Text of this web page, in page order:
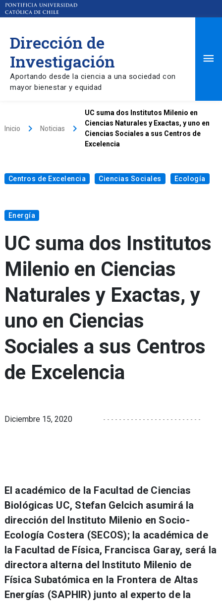
Dirección de
Investigación
Aportando desde la ciencia a una sociedad con
mayor bienestar y equidad
Inicio keyboard_arrow_right Noticias keyboard_arrow_right
UC suma dos Institutos Milenio en
Ciencias Naturales y Exactas, y uno en
Ciencias Sociales a sus Centros de
Excelencia
Centros de Excelencia Ciencias Sociales Ecología
Energía
UC suma dos Institutos
Milenio en Ciencias
Naturales y Exactas, y
uno en Ciencias
Sociales a sus Centros
de Excelencia
Diciembre 15, 2020
El académico de la Facultad de Ciencias
Biológicas UC, Stefan Gelcich asumirá la
dirección del Instituto Milenio en Socio-
Ecología Costera (SECOS); la académica de
la Facultad de Física, Francisca Garay, será la
directora alterna del Instituto Milenio de
Física Subatómica en la Frontera de Altas
Energías (SAPHIR) junto al experto de la